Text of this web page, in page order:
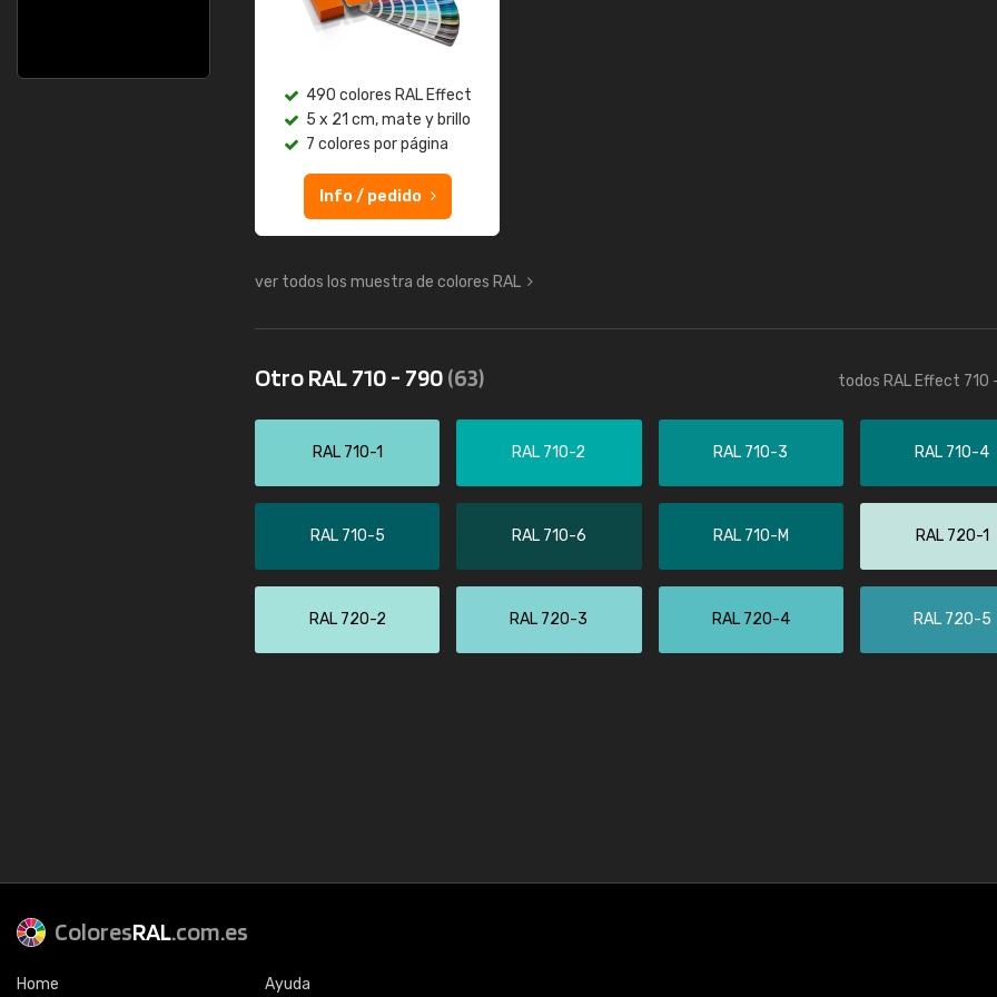
490 colores RAL Effect
5 x 21 cm, mate y brillo
7 colores por página
Info / pedido
ver todos los muestra de colores RAL
Otro RAL 710 - 790(63) todos RAL Effect 710
RAL 710-1 RAL 710-2 RAL 710-3 RAL 710-4
RAL 710-5 RAL 710-6 RAL 710-M RAL 720-1
RAL 720-2 RAL 720-3 RAL 720-4 RAL 720-5
ColoresRAL.com.es
Home Ayuda